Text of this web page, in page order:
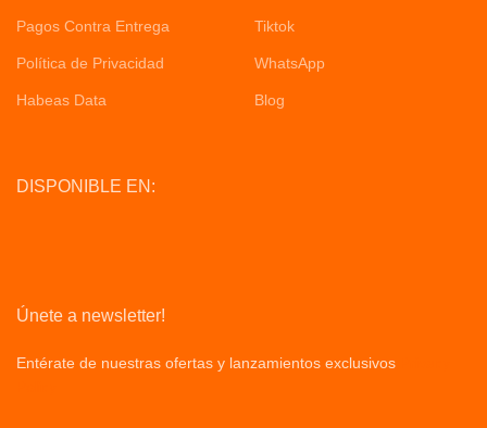
Pagos Contra Entrega
Política de Privacidad
Habeas Data
Tiktok
WhatsApp
Blog
DISPONIBLE EN:
Únete a newsletter!
Entérate de nuestras ofertas y lanzamientos exclusivos